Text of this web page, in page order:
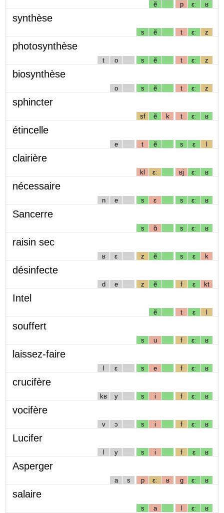
ẽ p ɛː ʁ
synthèse
s ẽ t ɛː z
photosynthèse
t o s ẽ t ɛː z
biosynthèse
o s ẽ t ɛː z
sphincter
sf ẽ k t ɛː ʁ
étincelle
e t ẽ s ɛ l
clairière
kl ɛː ʁj ɛː ʁ
nécessaire
n e s ɛ s ɛː ʁ
Sancerre
s ɑ̃ s ɛː ʁ
raisin sec
ʁ ɛ z ẽ s ɛ k
désinfecte
d e z ẽ f ɛ kt
Intel
ẽ t ɛ l
souffert
s u f ɛː ʁ
laissez-faire
l ɛ s e f ɛː ʁ
crucifère
kʁ y s i f ɛː ʁ
vocifère
v ɔ s i f ɛː ʁ
Lucifer
l y s i f ɛ ʁ
Asperger
a s p ɛː ʁ g ɛː ʁ
salaire
s a l ɛː ʁ